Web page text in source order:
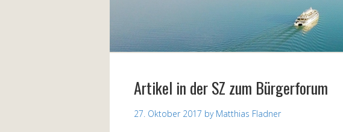
Artikel in der SZ zum Bürgerforum
27. Oktober 2017 by Matthias Fladner